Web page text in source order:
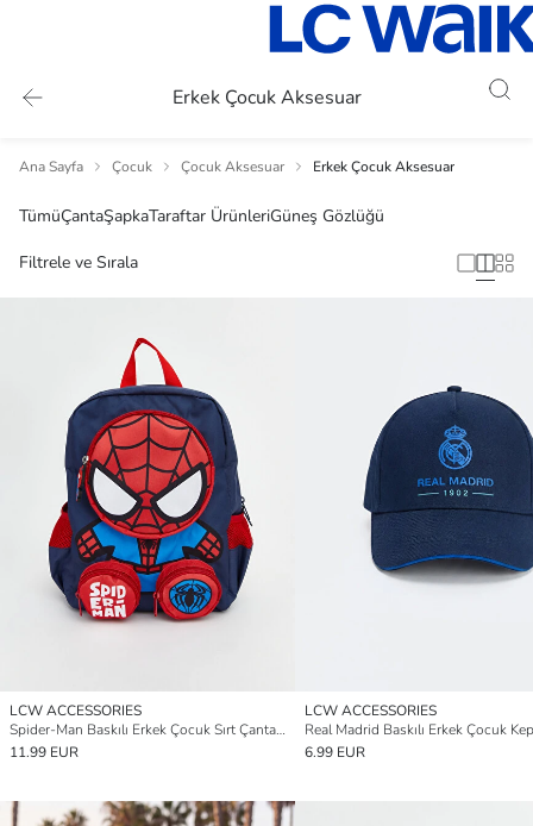
Erkek Çocuk Aksesuar
Ana Sayfa Çocuk Çocuk Aksesuar Erkek Çocuk Aksesuar
TümüÇantaŞapkaTaraftar ÜrünleriGüneş Gözlüğü
Filtrele ve Sırala
LCW ACCESSORIES
Spider-Man Baskılı Erkek Çocuk Sırt Çantası
11.99 EUR
LCW ACCESSORIES
Real Madrid Baskılı Erkek Çocuk
6.99 EUR